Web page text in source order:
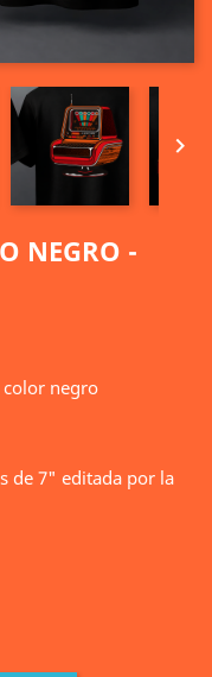

NEGRO -
color negro
de 7" editada por la